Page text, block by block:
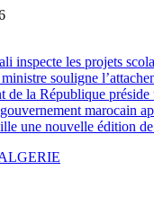
inspecte les projets
souligne
de la République
marocain
une nouvelle édition